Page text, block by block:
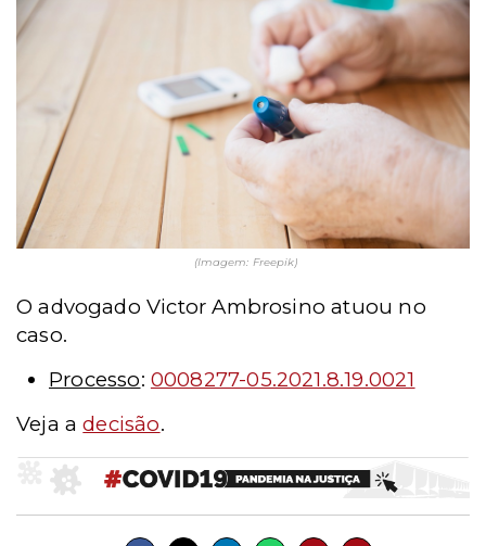
(Imagem: Freepik)
O advogado Victor Ambrosino atuou no
caso.
Processo: 0008277-05.2021.8.19.0021
Veja adecisão.